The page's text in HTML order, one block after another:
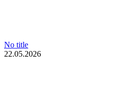
No title
22.05.2026